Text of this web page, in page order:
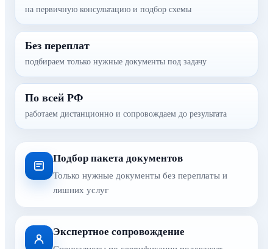
на первичную консультацию и подбор схемы
Без переплат
подбираем только нужные документы под задачу
По всей РФ
работаем дистанционно и сопровождаем до результата
Подбор пакета документов
Только нужные документы без переплаты и
лишних услуг
Экспертное сопровождение